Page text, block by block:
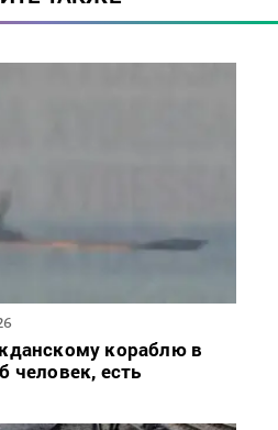
кораблю в
человек, есть